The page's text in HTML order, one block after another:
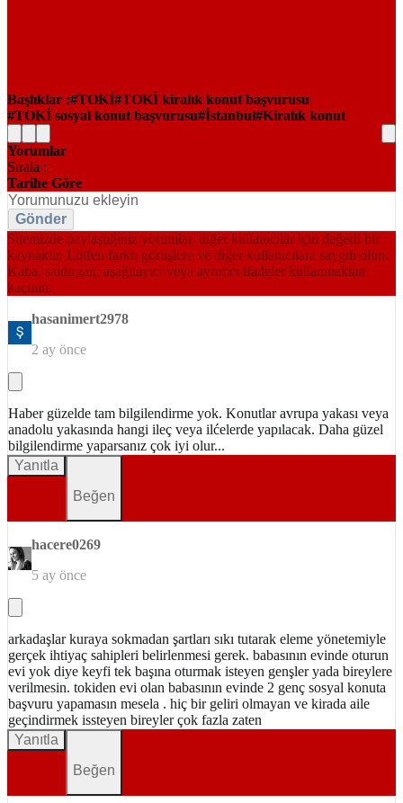
Başlıklar : TOKİ TOKİ kiralık konut başvurusu
TOKİ sosyal konut başvurusu İstanbul Kiralık konut
Yorumlar
Sırala :
Tarihe Göre
Gönder
Sitemizde paylaştığınız yorumlar, diğer kullanıcılar için değerli bir
kaynaktır. Lütfen farklı görüşlere ve diğer kullanıcılara saygılı olun.
Kaba, saldırgan, aşağılayıcı veya ayrımcı ifadeler kullanmaktan
kaçının.
hasanimert2978
2 ay önce
Haber güzelde tam bilgilendirme yok. Konutlar avrupa yakası veya
anadolu yakasında hangi ileç veya ilćelerde yapılacak. Daha güzel
bilgilendirme yaparsanız çok iyi olur...
Yanıtla
Beğen
hacere0269
5 ay önce
arkadaşlar kuraya sokmadan şartları sıkı tutarak eleme yönetemiyle
gerçek ihtiyaç sahipleri belirlenmesi gerek. babasının evinde oturun
evi yok diye keyfi tek başına oturmak isteyen genşler yada bireylere
verilmesin. tokiden evi olan babasının evinde 2 genç sosyal konuta
başvuru yapamasın mesela . hiç bir geliri olmayan ve kirada aile
geçindirmek issteyen bireyler çok fazla zaten
Yanıtla
Beğen